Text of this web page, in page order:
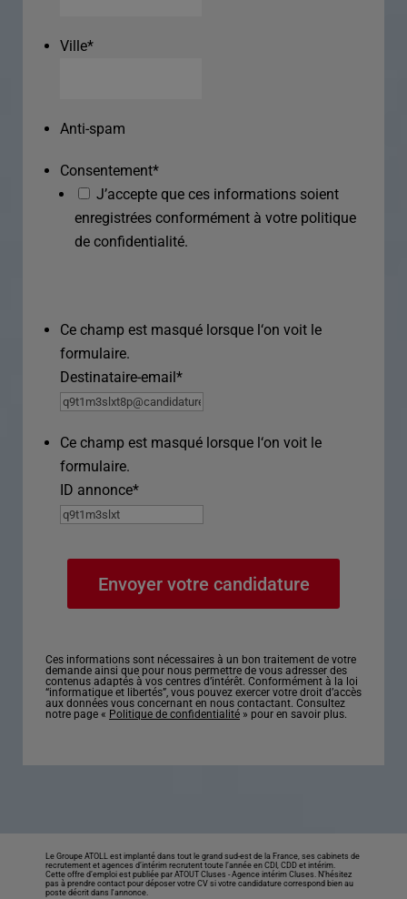
Ville*
Anti-spam
Consentement*
J’accepte que ces informations soient
enregistrées conformément à votre politique
de confidentialité.
Ce champ est masqué lorsque l‘on voit le
formulaire.
Destinataire-email*
Ce champ est masqué lorsque l‘on voit le
formulaire.
ID annonce*
Ces informations sont nécessaires à un bon traitement de votre
demande ainsi que pour nous permettre de vous adresser des
contenus adaptés à vos centres d’intérêt. Conformément à la loi
“informatique et libertés”, vous pouvez exercer votre droit d’accès
aux données vous concernant en nous contactant. Consultez
notre page « Politique de confidentialité » pour en savoir plus.
Le Groupe ATOLL est implanté dans tout le grand sud-est de la France, ses cabinets de
recrutement et agences d’intérim recrutent toute l’année en CDI, CDD et intérim.
Cette offre d’emploi est publiée par ATOUT Cluses -Agence intérim Cluses. N’hésitez
pas à prendre contact pour déposer votre CV si votre candidature correspond bien au
poste décrit dans l'annonce.